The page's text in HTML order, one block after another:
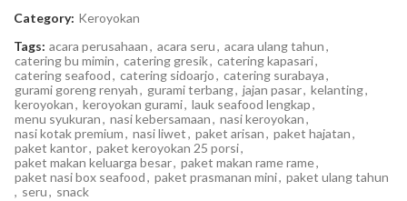
Category: Keroyokan
Tags: acara perusahaan, acara seru, acara ulang tahun,
catering bu mimin, catering gresik, catering kapasari,
catering seafood, catering sidoarjo, catering surabaya,
gurami goreng renyah, gurami terbang, jajan pasar, kelanting,
keroyokan, keroyokan gurami, lauk seafood lengkap,
menu syukuran, nasi kebersamaan, nasi keroyokan,
nasi kotak premium, nasi liwet, paket arisan, paket hajatan,
paket kantor, paket keroyokan 25 porsi,
paket makan keluarga besar, paket makan rame rame,
paket nasi box seafood, paket prasmanan mini, paket ulang tahun
, seru, snack